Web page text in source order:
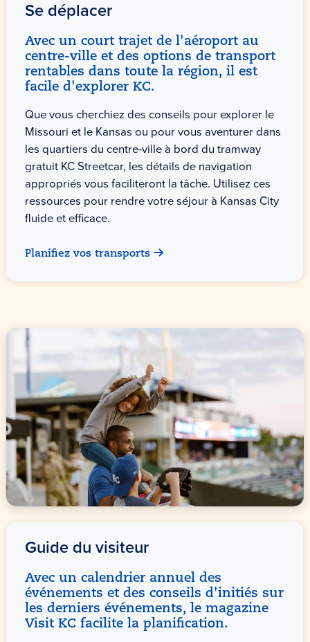
Se déplacer
Avec un court trajet de l'aéroport au
centre-ville et des options de transport
rentables dans toute la région, il est
facile d'explorer KC.
Que vous cherchiez des conseils pour explorer le
Missouri et le Kansas ou pour vous aventurer dans
les quartiers du centre-ville à bord du tramway
gratuit KC Streetcar, les détails de navigation
appropriés vous faciliteront la tâche. Utilisez ces
ressources pour rendre votre séjour à Kansas City
fluide et efficace.
Planifiez vos transports
Guide du visiteur
Avec un calendrier annuel des
événements et des conseils d'initiés sur
les derniers événements, le magazine
Visit KC facilite la planification.